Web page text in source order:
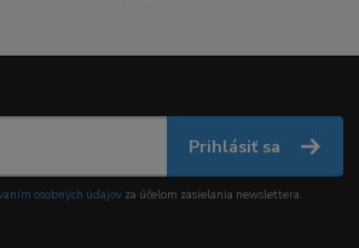
Prihlásiť sa
osobných údajov za účelom zasielania newslettera.